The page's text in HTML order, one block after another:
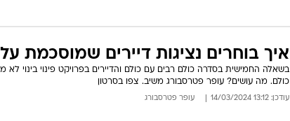
איך בוחרים נציגות דיירים שמוסכמת
בשאלה החמישית בסדרה כולם רבים עם כולם והדיירים בפרויקט פינוי בינוי
כולם. מה עושים? עופר פטרסבורג משיב. צפו בסרטון
עודכן: 13:12 14/03/2024 עופר פטרסבורג